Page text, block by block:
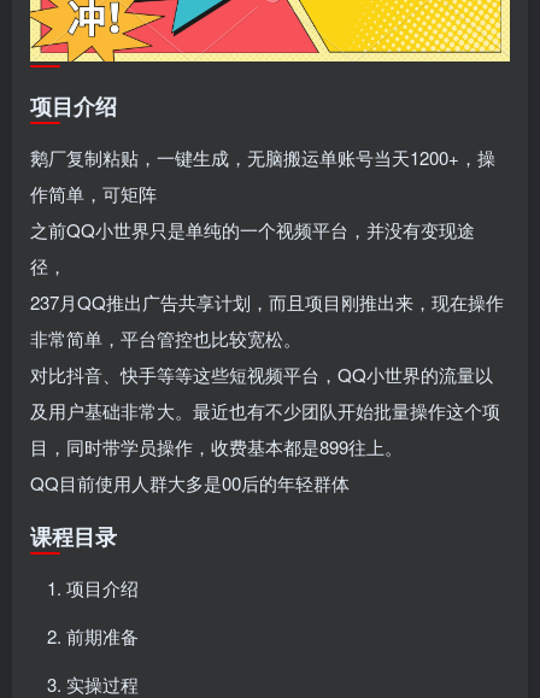
项目介绍
鹅厂复制粘贴，一键生成，无脑搬运单账号当天1200+，操
作简单，可矩阵
之前QQ小世界只是单纯的一个视频平台，并没有变现途
径，
237月QQ推出广告共享计划，而且项目刚推出来，现在操作
非常简单，平台管控也比较宽松。
对比抖音、快手等等这些短视频平台，QQ小世界的流量以
及用户基础非常大。最近也有不少团队开始批量操作这个项
目，同时带学员操作，收费基本都是899往上。
QQ目前使用人群大多是00后的年轻群体
课程目录
项目介绍
前期准备
实操过程